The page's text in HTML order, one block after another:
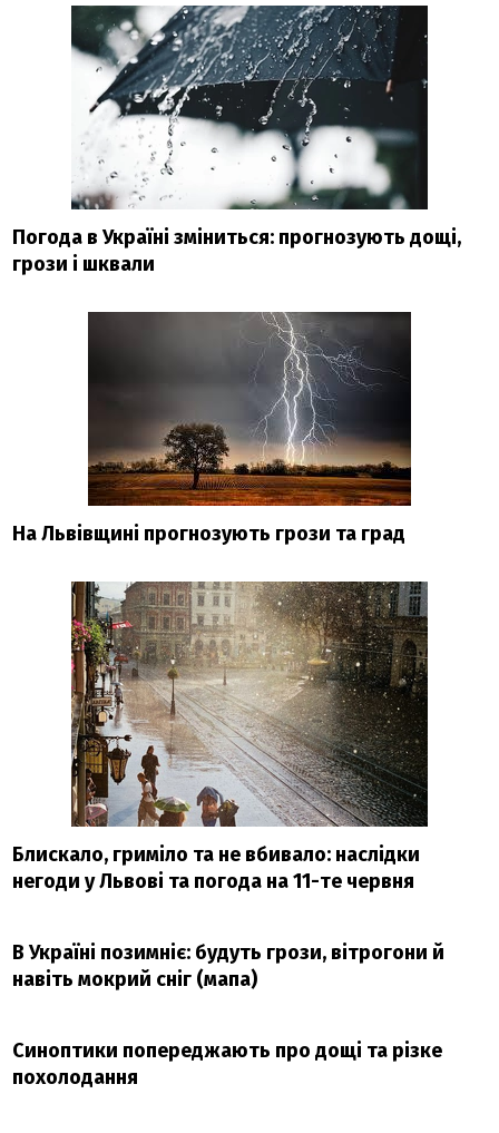
Погода в Україні зміниться: прогнозують дощі,
грози і шквали
На Львівщині прогнозують грози та град
Блискало, гриміло та не вбивало: наслідки
негоди у Львові та погода на 11-те червня
В Україні позимніє: будуть грози, вітрогони й
навіть мокрий сніг (мапа)
Синоптики попереджають про дощі та різке
похолодання